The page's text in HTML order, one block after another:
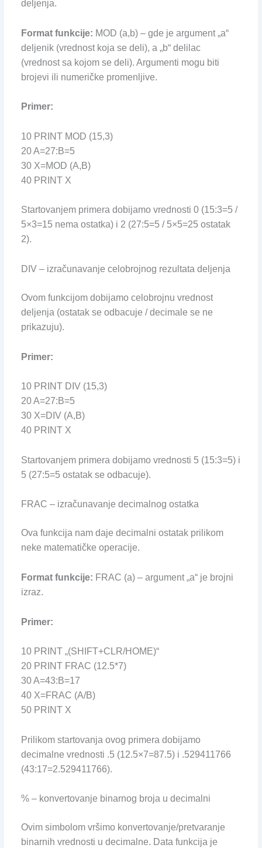
deljenja.
Format funkcije: MOD (a,b) – gde je argument „a“
deljenik (vrednost koja se deli), a „b“ delilac
(vrednost sa kojom se deli). Argumenti mogu biti
brojevi ili numeričke promenljive.
Primer:
10 PRINT MOD (15,3)
20 A=27:B=5
30 X=MOD (A,B)
40 PRINT X
Startovanjem primera dobijamo vrednosti 0 (15:3=5 /
5×3=15 nema ostatka) i 2 (27:5=5 / 5×5=25 ostatak
2).
DIV – izračunavanje celobrojnog rezultata deljenja
Ovom funkcijom dobijamo celobrojnu vrednost
deljenja (ostatak se odbacuje / decimale se ne
prikazuju).
Primer:
10 PRINT DIV (15,3)
20 A=27:B=5
30 X=DIV (A,B)
40 PRINT X
Startovanjem primera dobijamo vrednosti 5 (15:3=5) i
5 (27:5=5 ostatak se odbacuje).
FRAC – izračunavanje decimalnog ostatka
Ova funkcija nam daje decimalni ostatak prilikom
neke matematičke operacije.
Format funkcije: FRAC (a) – argument „a“ je brojni
izraz.
Primer:
10 PRINT „(SHIFT+CLR/HOME)“
20 PRINT FRAC (12.5*7)
30 A=43:B=17
40 X=FRAC (A/B)
50 PRINT X
Prilikom startovanja ovog primera dobijamo
decimalne vrednosti .5 (12.5×7=87.5) i .529411766
(43:17=2.529411766).
% – konvertovanje binarnog broja u decimalni
Ovim simbolom vršimo konvertovanje/pretvaranje
binarnih vrednosti u decimalne. Data funkcija je